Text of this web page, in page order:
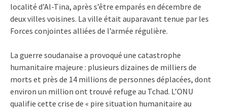
localité d’Al-Tina, après s’être emparés en décembre de
deux villes voisines. La ville était auparavant tenue par les
Forces conjointes alliées de l’armée régulière.
La guerre soudanaise a provoqué une catastrophe
humanitaire majeure : plusieurs dizaines de milliers de
morts et près de 14 millions de personnes déplacées, dont
environ un million ont trouvé refuge au Tchad. L’ONU
qualifie cette crise de « pire situation humanitaire au